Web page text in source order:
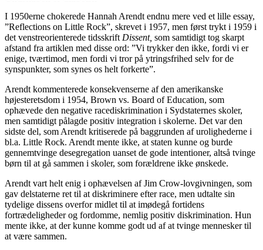
I 1950erne chokerede Hannah Arendt endnu mere ved et lille essay,
”Reflections on Little Rock”, skrevet i 1957, men først trykt i 1959 i
det venstreorienterede tidsskrift Dissent, som samtidigt tog skarpt
afstand fra artiklen med disse ord: ”Vi trykker den ikke, fordi vi er
enige, tværtimod, men fordi vi tror på ytringsfrihed selv for de
synspunkter, som synes os helt forkerte”.
Arendt kommenterede konsekvenserne af den amerikanske
højesteretsdom i 1954, Brown vs. Board of Education, som
ophævede den negative racediskrimination i Sydstaternes skoler,
men samtidigt pålagde positiv integration i skolerne. Det var den
sidste del, som Arendt kritiserede på baggrunden af urolighederne i
bl.a. Little Rock. Arendt mente ikke, at staten kunne og burde
gennemtvinge desegregation uanset de gode intentioner, altså tvinge
børn til at gå sammen i skoler, som forældrene ikke ønskede.
Arendt vart helt enig i ophævelsen af Jim Crow-lovgivningen, som
gav delstaterne ret til at diskriminere efter race, men udtalte sin
tydelige dissens overfor midlet til at imødegå fortidens
fortrædeligheder og fordomme, nemlig positiv diskrimination. Hun
mente ikke, at der kunne komme godt ud af at tvinge mennesker til
at være sammen.